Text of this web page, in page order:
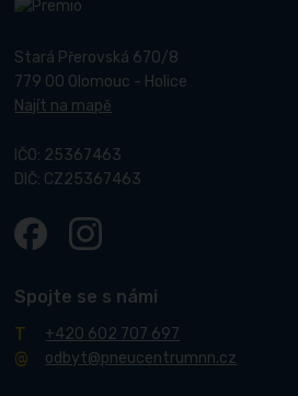
Stará Přerovská 670/8
779 00 Olomouc - Holice
Najít na mapě
IČO: 25367463
DIČ: CZ25367463
Spojte se s námi
+420 602 707 697
odbyt@pneucentrumnn.cz